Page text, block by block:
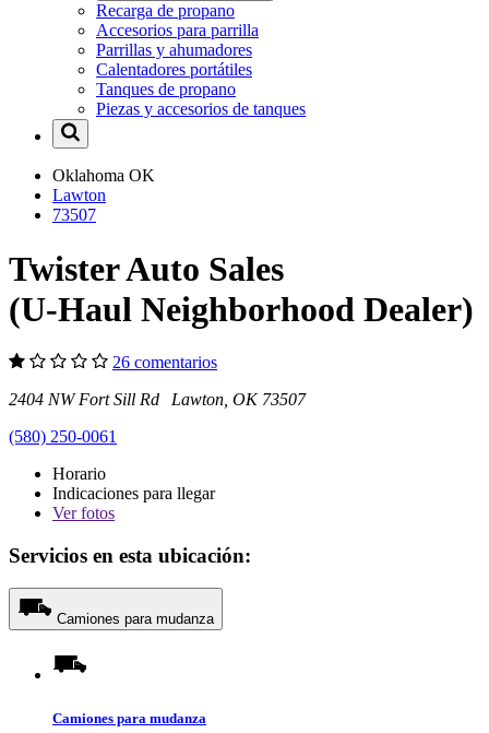
Recarga de propano
Accesorios para parrilla
Parrillas y ahumadores
Calentadores portátiles
Tanques de propano
Piezas y accesorios de tanques
Oklahoma OK
Lawton
73507
Twister Auto Sales
(U-Haul Neighborhood Dealer)
26 comentarios
2404 NW Fort Sill Rd Lawton, OK 73507
(580) 250-0061
Horario
Indicaciones para llegar
Verfotos
Servicios en esta ubicación:
Camiones para mudanza
Camiones para mudanza